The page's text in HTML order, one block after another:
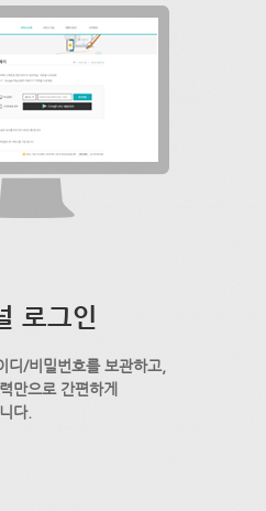
로그인
/비밀번호를 보관하고,
만으로 간편하게
다.